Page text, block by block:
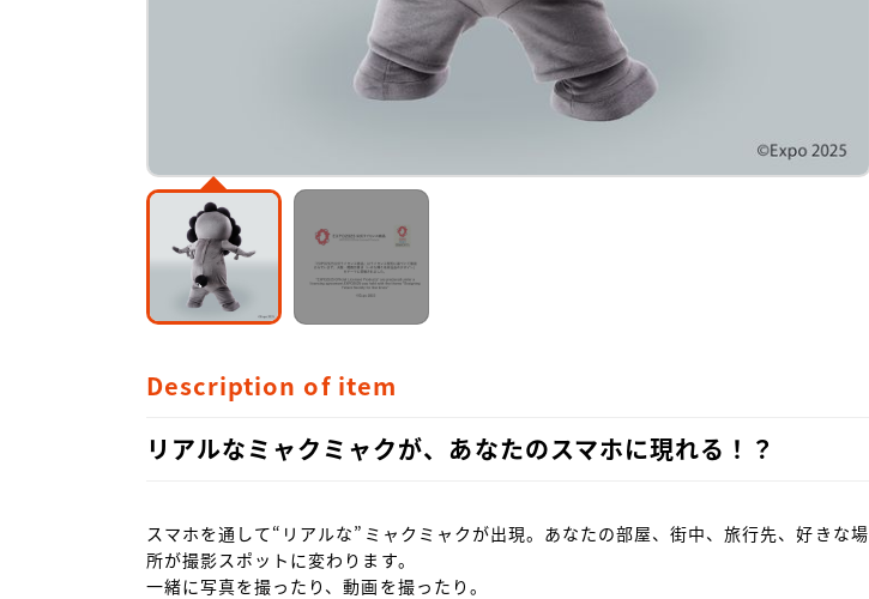
Description of item
リアルなミャクミャクが、あなたのスマホに現れる！？
スマホを通して“リアルな”ミャクミャクが出現。あなたの部屋、街中、旅行先、好きな場
所が撮影スポットに変わります。
一緒に写真を撮ったり、動画を撮ったり。